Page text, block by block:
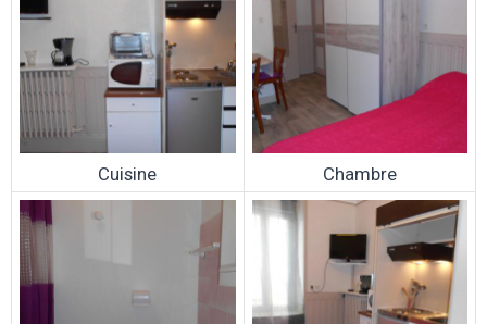
Cuisine Chambre